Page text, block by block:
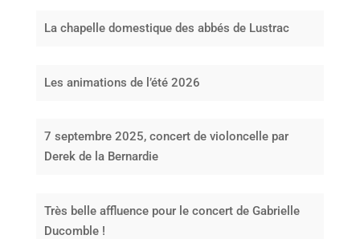
La chapelle domestique des abbés de Lustrac
Les animations de l’été 2026
7 septembre 2025, concert de violoncelle par
Derek de la Bernardie
Très belle affluence pour le concert de Gabrielle
Ducomble !